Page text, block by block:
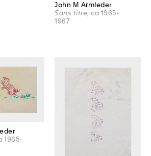
John M Armleder
Sans titre , ca 1965-
1967
1965-